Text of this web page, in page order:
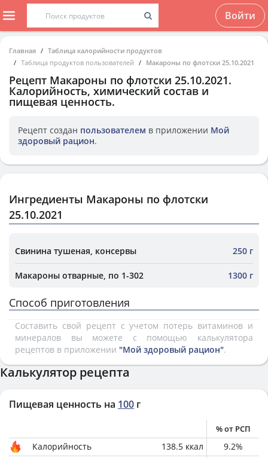
Войти
Главная
Таблица калорийности продуктов
Таблица продуктов пользователей
Макароны по флотски 25.10.2021
Рецепт Макароны по флотски 25.10.2021.
Калорийность, химический состав и
пищевая ценность.
Рецепт создан пользователем в приложении Мой
здоровый рацион.
Ингредиенты Макароны по флотски
25.10.2021
Свинина тушеная, консервы 250 г
Макароны отварные, по 1-302 1300 г
Способ приготовления
Составить свой рецепт с учетом потерь витаминов и
минералов вы можете с помощью калькулятора
рецептов в приложении "Мой здоровый рацион".
Калькулятор рецепта
Пищевая ценность на 100 г
% от РСП
Калорийность 138.5 ккал 9.2%